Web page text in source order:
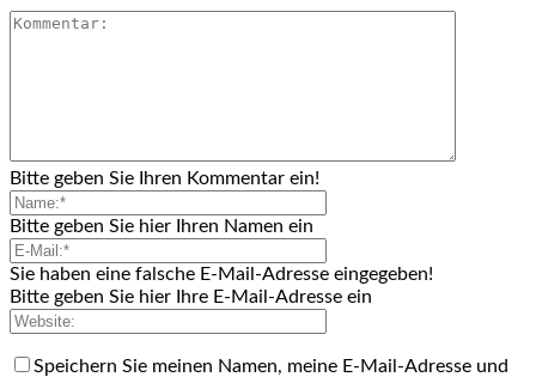
Bitte geben Sie Ihren Kommentar ein!
Bitte geben Sie hier Ihren Namen ein
Sie haben eine falsche E-Mail-Adresse eingegeben!
Bitte geben Sie hier Ihre E-Mail-Adresse ein
Speichern Sie meinen Namen, meine E-Mail-Adresse und